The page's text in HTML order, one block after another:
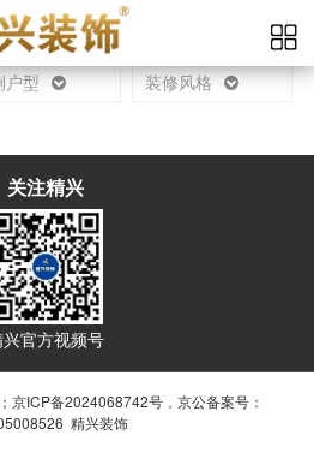
户型 装修风格
关注精兴
官方视频号
京ICP备2024068742号， 京公备案号：
精兴装饰